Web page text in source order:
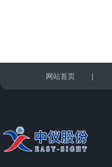
网站首页 |